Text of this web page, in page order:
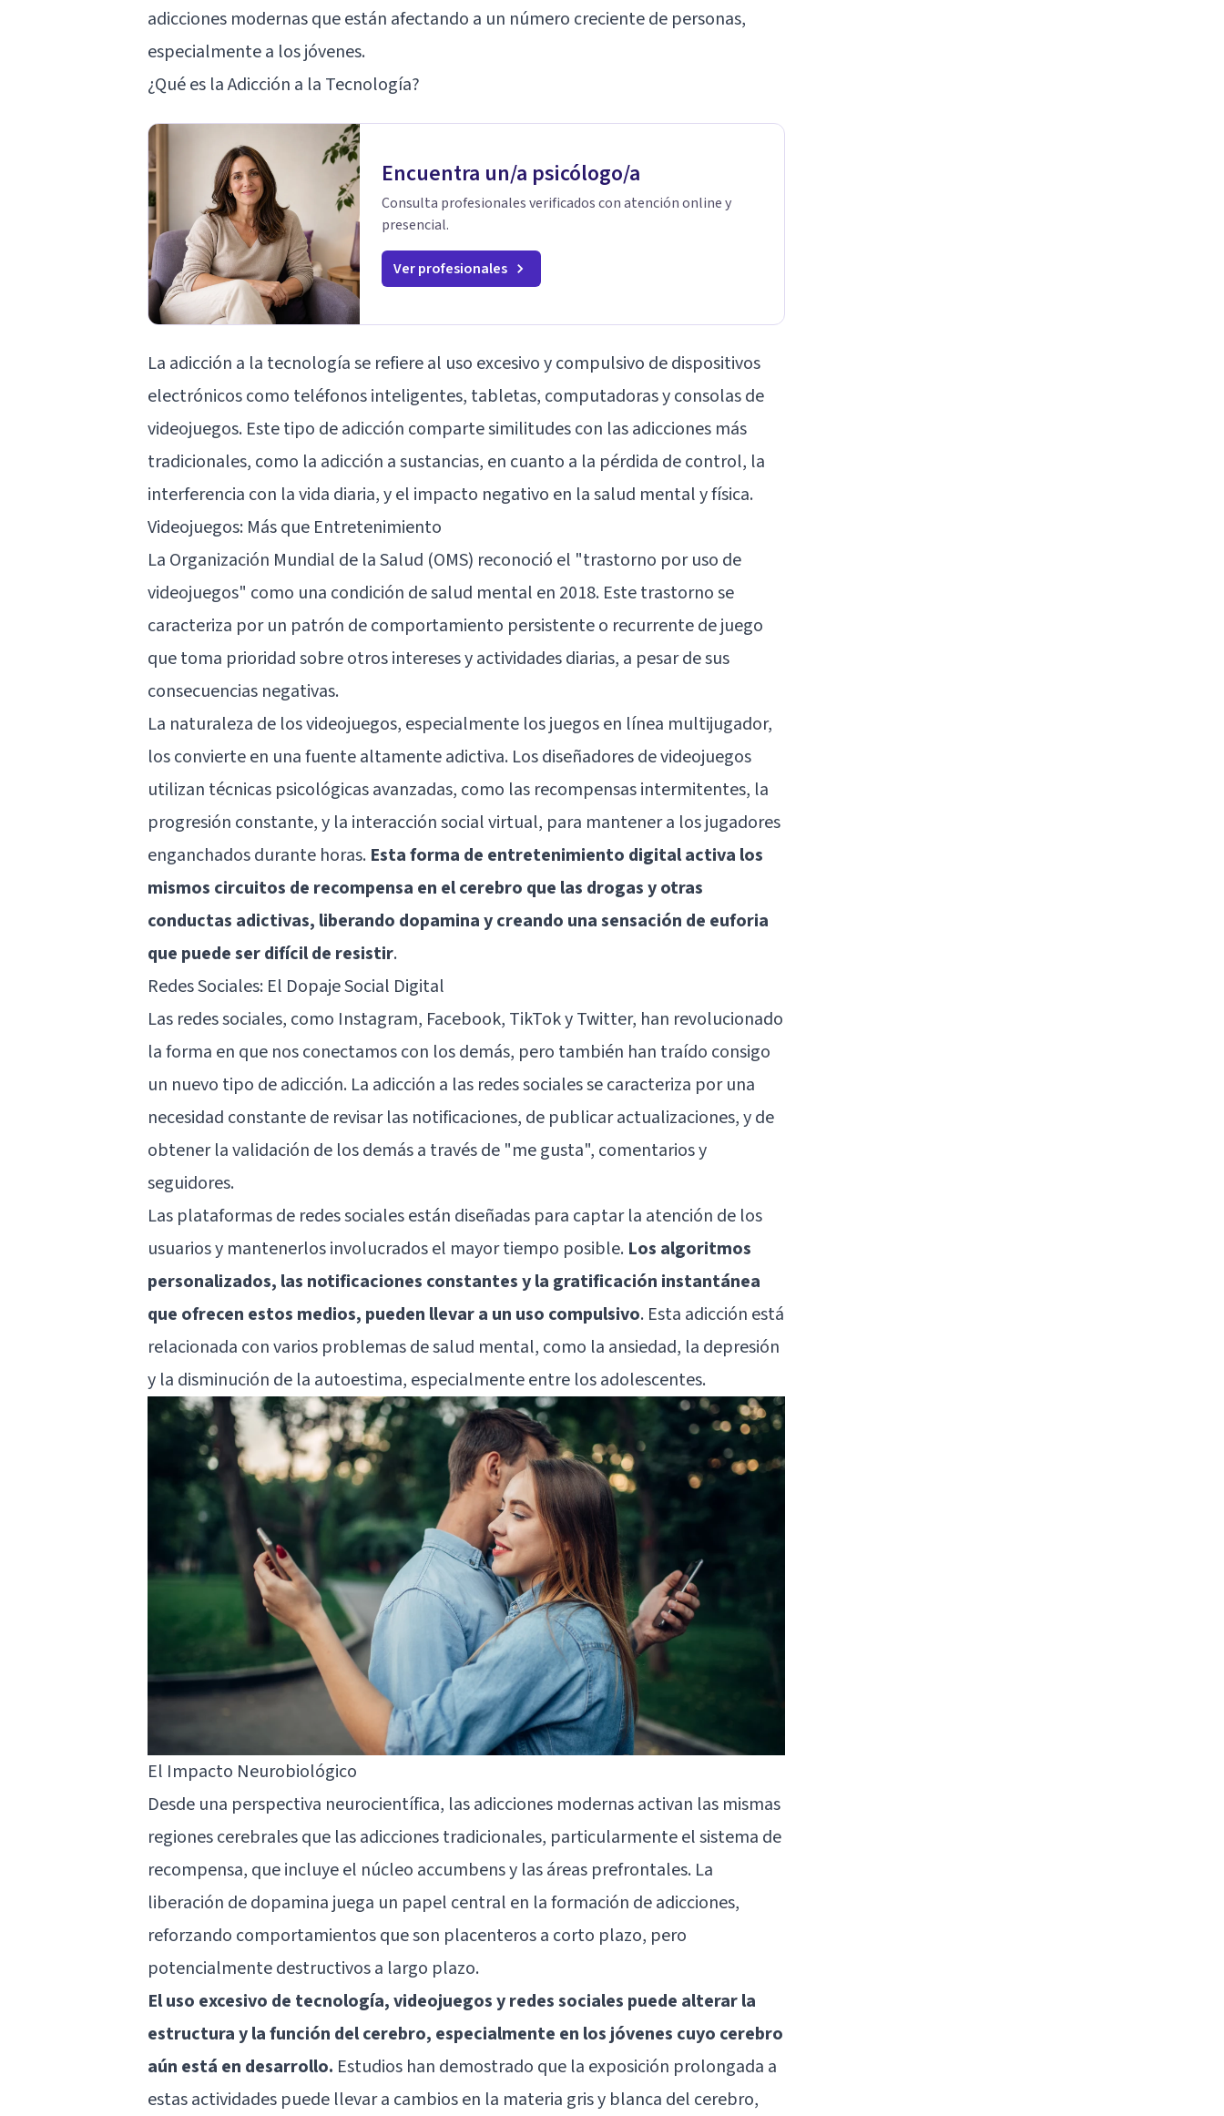
adicciones modernas que están afectando a un número creciente de personas,
especialmente a los jóvenes.
¿Qué es la Adicción a la Tecnología?
Encuentra un/a psicólogo/a
Consulta profesionales verificados con atención online y
presencial.
Ver profesionales
La adicción a la tecnología se refiere al uso excesivo y compulsivo de dispositivos
electrónicos como teléfonos inteligentes, tabletas, computadoras y consolas de
videojuegos. Este tipo de adicción comparte similitudes con las adicciones más
tradicionales, como la adicción a sustancias, en cuanto a la pérdida de control, la
interferencia con la vida diaria, y el impacto negativo en la salud mental y física.
Videojuegos: Más que Entretenimiento
La Organización Mundial de la Salud (OMS) reconoció el "trastorno por uso de
videojuegos" como una condición de salud mental en 2018. Este trastorno se
caracteriza por un patrón de comportamiento persistente o recurrente de juego
que toma prioridad sobre otros intereses y actividades diarias, a pesar de sus
consecuencias negativas.
La naturaleza de los videojuegos, especialmente los juegos en línea multijugador,
los convierte en una fuente altamente adictiva. Los diseñadores de videojuegos
utilizan técnicas psicológicas avanzadas, como las recompensas intermitentes, la
progresión constante, y la interacción social virtual, para mantener a los jugadores
enganchados durante horas. Esta forma de entretenimiento digital activa los
mismos circuitos de recompensa en el cerebro que las drogas y otras
conductas adictivas, liberando dopamina y creando una sensación de euforia
que puede ser difícil de resistir.
Redes Sociales: El Dopaje Social Digital
Las redes sociales, como Instagram, Facebook, TikTok y Twitter, han revolucionado
la forma en que nos conectamos con los demás, pero también han traído consigo
un nuevo tipo de adicción. La adicción a las redes sociales se caracteriza por una
necesidad constante de revisar las notificaciones, de publicar actualizaciones, y de
obtener la validación de los demás a través de "me gusta", comentarios y
seguidores.
Las plataformas de redes sociales están diseñadas para captar la atención de los
usuarios y mantenerlos involucrados el mayor tiempo posible. Los algoritmos
personalizados, las notificaciones constantes y la gratificación instantánea
que ofrecen estos medios, pueden llevar a un uso compulsivo. Esta adicción está
relacionada con varios problemas de salud mental, como la ansiedad, la depresión
y la disminución de la autoestima, especialmente entre los adolescentes.
El Impacto Neurobiológico
Desde una perspectiva neurocientífica, las adicciones modernas activan las mismas
regiones cerebrales que las adicciones tradicionales, particularmente el sistema de
recompensa, que incluye el núcleo accumbens y las áreas prefrontales. La
liberación de dopamina juega un papel central en la formación de adicciones,
reforzando comportamientos que son placenteros a corto plazo, pero
potencialmente destructivos a largo plazo.
El uso excesivo de tecnología, videojuegos y redes sociales puede alterar la
estructura y la función del cerebro, especialmente en los jóvenes cuyo cerebro
aún está en desarrollo. Estudios han demostrado que la exposición prolongada a
estas actividades puede llevar a cambios en la materia gris y blanca del cerebro,